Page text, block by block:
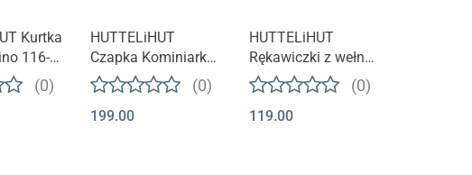
Kurtka
116-
(0)
HUTTELiHUT
Czapka Kominiarka
Wełna Merino
BUNBUN |
Savannah Melange
(0)
199.00
HUTTELiHUT
Rękawiczki z wełny
merino | Brown
Melange
(0)
119.00